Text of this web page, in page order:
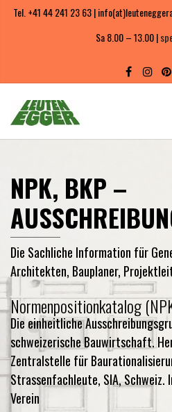
Tel. +41 44 241 23 63 |
Sa 8.00 – 13.00 |
NPK, BKP –
Die Sachliche Information für
Architekten, Bauplaner,
Normenpositionkatalog
Die einheitliche
schweizerische Bauwirtschaft.
Zentralstelle für
Strassenfachleute, SIA,
Verein